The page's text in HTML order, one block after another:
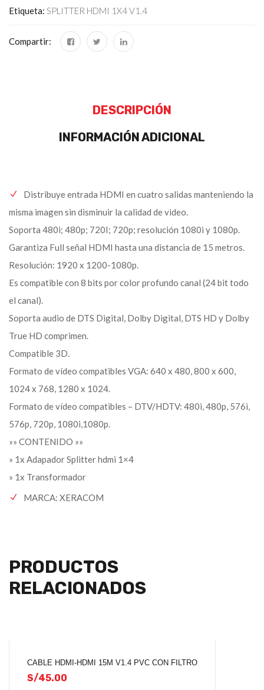
Etiqueta: SPLITTER HDMI 1X4 V1.4
Compartir:
DESCRIPCIÓN
INFORMACIÓN ADICIONAL
Distribuye entrada HDMI en cuatro salidas manteniendo la
misma imagen sin disminuir la calidad de video.
Soporta 480i; 480p; 720I; 720p; resolución 1080i y 1080p.
Garantiza Full señal HDMI hasta una distancia de 15 metros.
Resolución: 1920 x 1200-1080p.
Es compatible con 8 bits por color profundo canal (24 bit todo
el canal).
Soporta audio de DTS Digital, Dolby Digital, DTS HD y Dolby
True HD comprimen.
Compatible 3D.
Formato de vídeo compatibles VGA: 640 x 480, 800 x 600,
1024 x 768, 1280 x 1024.
Formato de vídeo compatibles – DTV/HDTV: 480i, 480p, 576i,
576p, 720p, 1080i,1080p.
»» CONTENIDO »»
» 1x Adapador Splitter hdmi 1×4
» 1x Transformador
MARCA: XERACOM
PRODUCTOS
RELACIONADOS
CABLE HDMI-HDMI 15M V1.4 PVC CON FILTRO
S/45.00